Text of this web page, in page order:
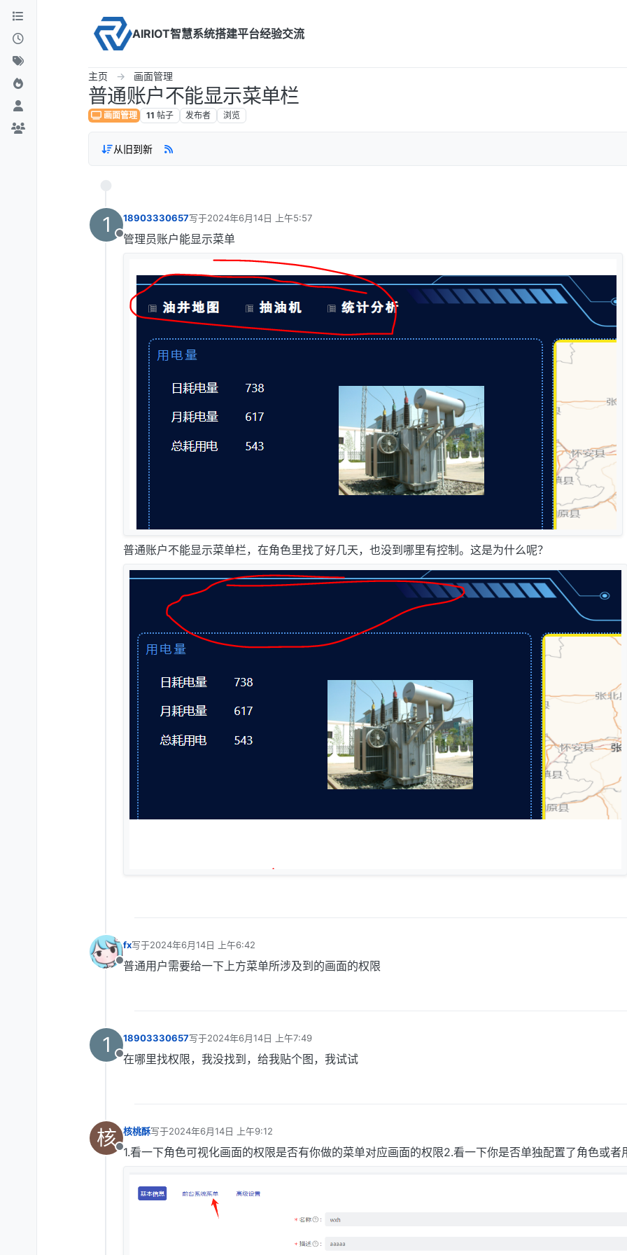
Skip to content
AIRIOT智慧系统搭建平台经验交流
主页 画面管理
普通账户不能显示菜单栏
画面管理 11 帖子 发布者 浏览
从旧到新
1
离线
18903330657写于2024年6月14日 上午5:57
最后由 编辑
管理员账户能显示菜单
普通账户不能显示菜单栏，在角色里找了好几天，也没到哪里有控制。这是为什么呢？
离线
fx写于2024年6月14日 上午6:42
最后由 编辑
普通用户需要给一下上方菜单所涉及到的画面的权限
1
离线
18903330657写于2024年6月14日 上午7:49
最后由 编辑
在哪里找权限，我没找到，给我贴个图，我试试
核
离线
核桃酥写于2024年6月14日 上午9:12
最后由 编辑
1.看一下角色可视化画面的权限是否有你做的菜单对应画面的权限2.看一下你是否单独配置了角色或者